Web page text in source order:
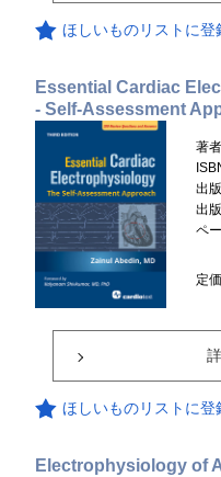
ほしいものリストに登
Essential Cardiac
- Self-Assessment
著者
出
出
ペ
定価
ほしいものリストに登
Electrophysiology of